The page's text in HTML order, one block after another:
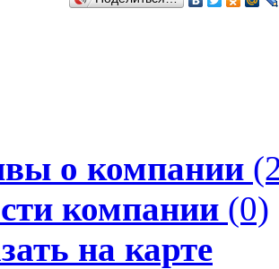
о компании
компании (0)
на карте